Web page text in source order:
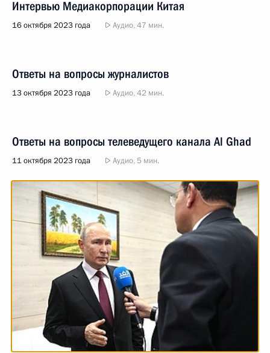
Интервью Медиакорпорации Китая
16 октября 2023 года Аудио, 47 мин.
Ответы на вопросы журналистов
13 октября 2023 года Аудио, 42 мин.
Ответы на вопросы телеведущего канала Al Ghad
11 октября 2023 года Аудио, 5 мин.